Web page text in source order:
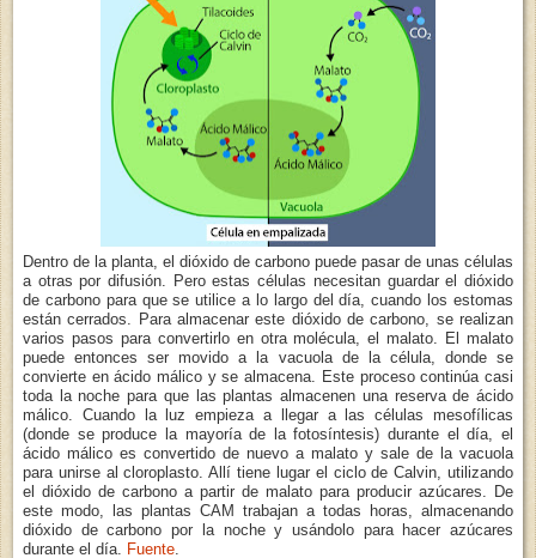
Dentro de la planta, el dióxido de carbono puede pasar de unas células
a otras por difusión. Pero estas células necesitan guardar el dióxido
de carbono para que se utilice a lo largo del día, cuando los estomas
están cerrados. Para almacenar este dióxido de carbono, se realizan
varios pasos para convertirlo en otra molécula, el malato. El malato
puede entonces ser movido a la vacuola de la célula, donde se
convierte en ácido málico y se almacena. Este proceso continúa casi
toda la noche para que las plantas almacenen una reserva de ácido
málico. Cuando la luz empieza a llegar a las células mesofílicas
(donde se produce la mayoría de la fotosíntesis) durante el día, el
ácido málico es convertido de nuevo a malato y sale de la vacuola
para unirse al cloroplasto. Allí tiene lugar el ciclo de Calvin, utilizando
el dióxido de carbono a partir de malato para producir azúcares. De
este modo, las plantas CAM trabajan a todas horas, almacenando
dióxido de carbono por la noche y usándolo para hacer azúcares
durante el día. Fuente.